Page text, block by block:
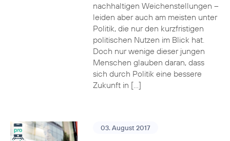
nachhaltigen Weichenstellungen –
leiden aber auch am meisten unter
Politik, die nur den kurzfristigen
politischen Nutzen im Blick hat.
Doch nur wenige dieser jungen
Menschen glauben daran, dass
sich durch Politik eine bessere
Zukunft in […]
03. August 2017